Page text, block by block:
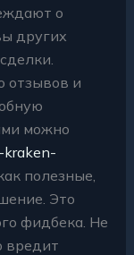
о
других
отзывов и
можно
kraken-
полезные,
Это
фидбека. Не
вредит